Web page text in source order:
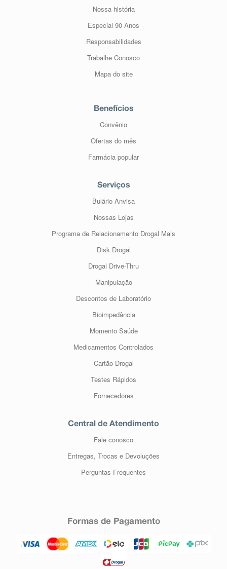
Nossa história
Especial 90 Anos
Responsabilidades
Trabalhe Conosco
Mapa do site
Benefícios
Convênio
Ofertas do mês
Farmácia popular
Serviços
Bulário Anvisa
Nossas Lojas
Programa de Relacionamento Drogal Mais
Disk Drogal
Drogal Drive-Thru
Manipulação
Descontos de Laboratório
Bioimpedância
Momento Saúde
Medicamentos Controlados
Cartão Drogal
Testes Rápidos
Fornecedores
Central de Atendimento
Fale conosco
Entregas, Trocas e Devoluções
Perguntas Frequentes
Formas de Pagamento